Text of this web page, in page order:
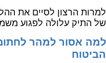
למרות הרצון לסיים את
של התיק עלולה לפגוע
למה אסור למהר
הביטוח